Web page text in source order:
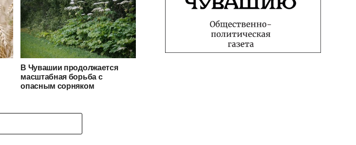
В Чувашии продолжается
масштабная борьба с
опасным сорняком